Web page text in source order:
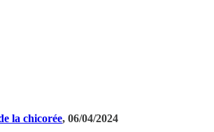
la chicorée, 06/04/2024